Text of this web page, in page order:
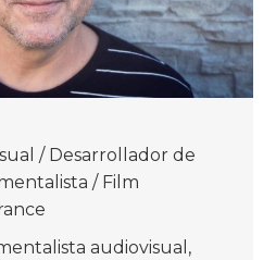
/ Desarrollador de
/ Film
audiovisual,